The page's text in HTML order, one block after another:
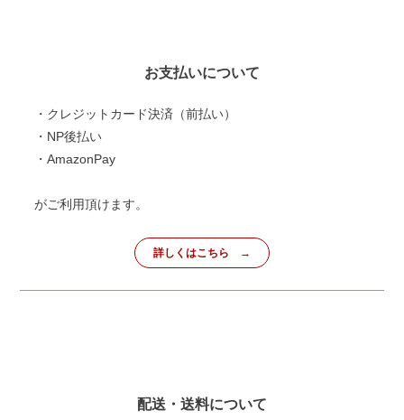
お支払いについて
・クレジットカード決済（前払い）
・NP後払い
・AmazonPay
がご利用頂けます。
詳しくはこちら
配送・送料について